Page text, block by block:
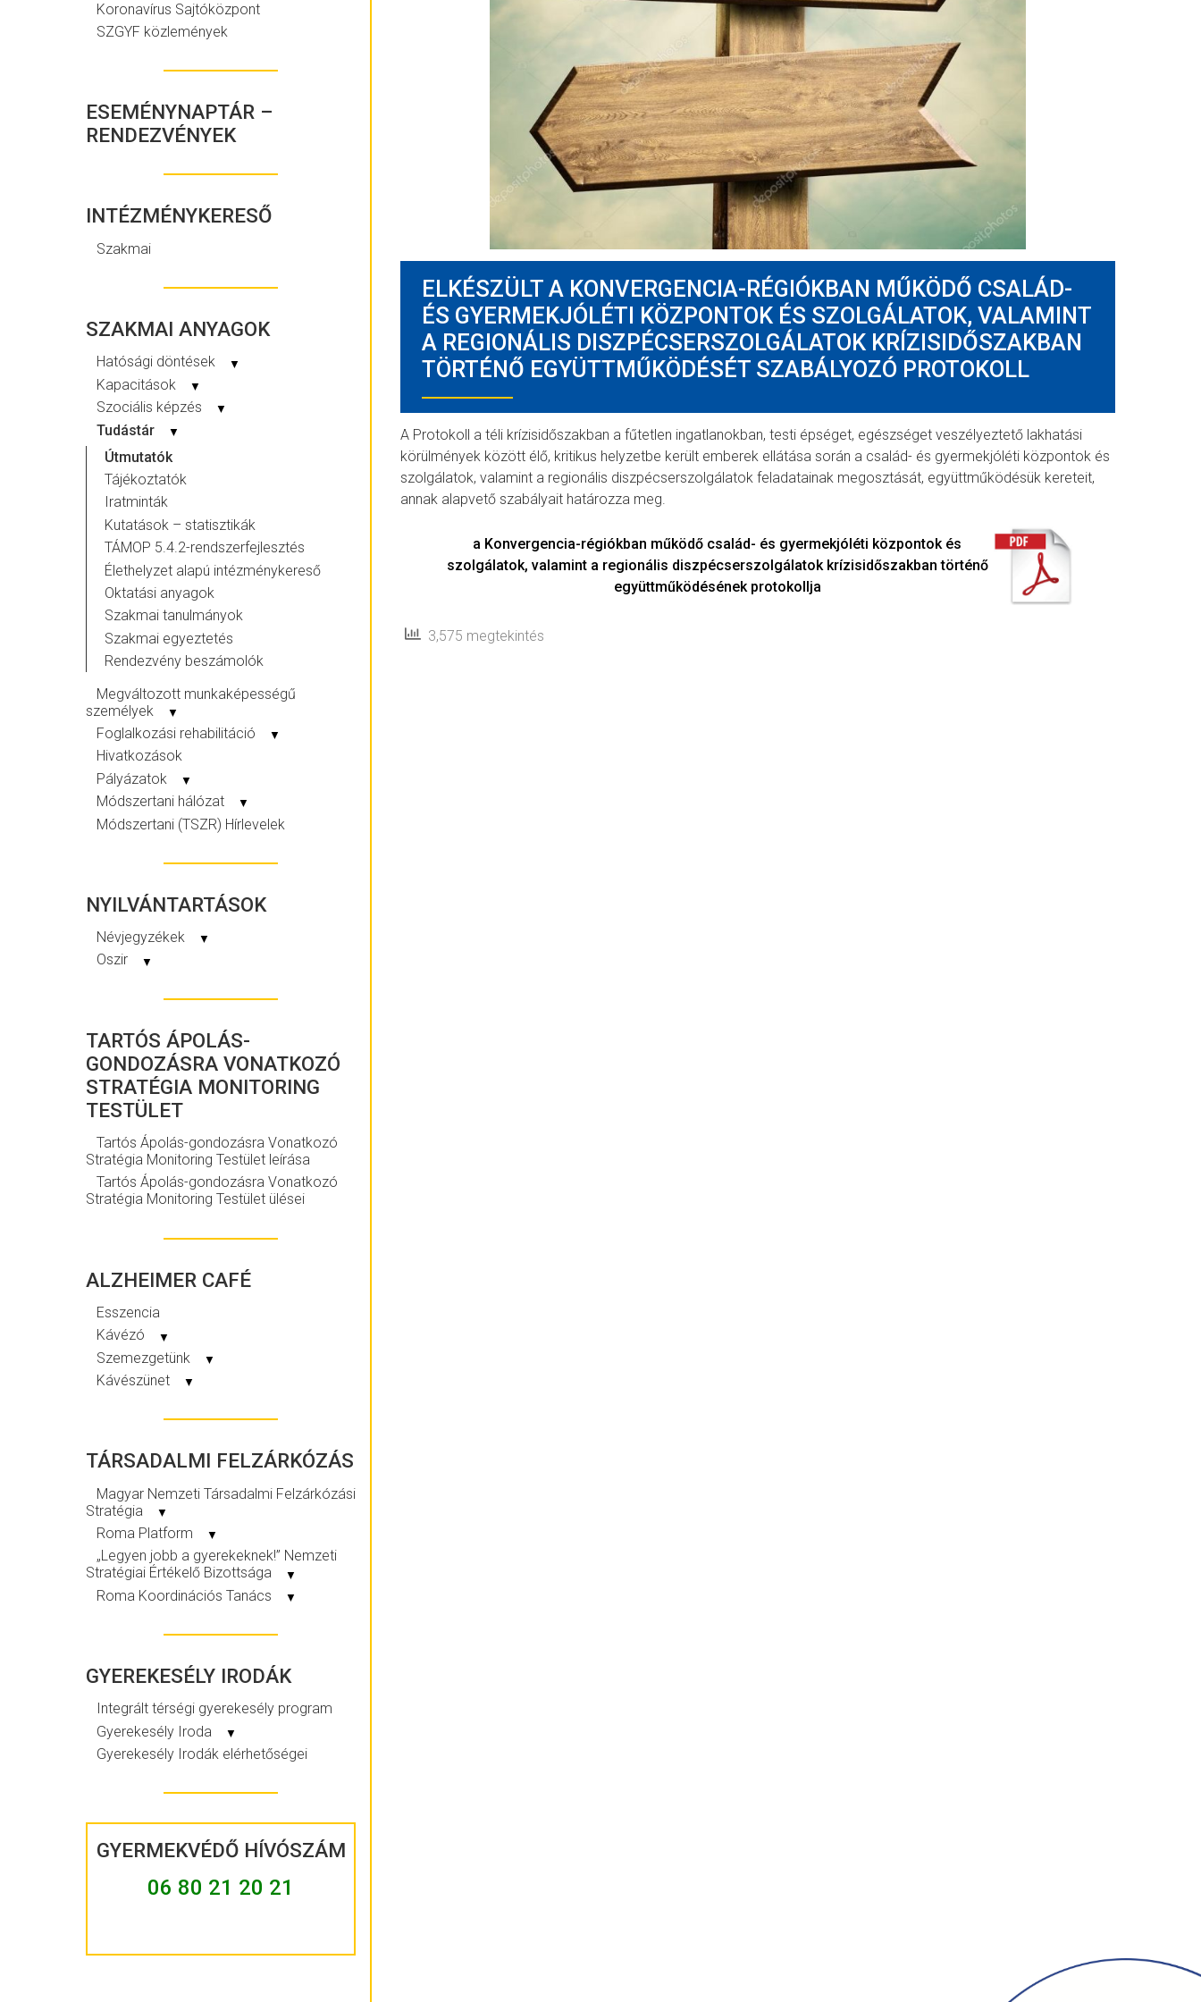
Koronavírus Sajtóközpont
SZGYF közlemények
ESEMÉNYNAPTÁR –
RENDEZVÉNYEK
INTÉZMÉNYKERESŐ
Szakmai
SZAKMAI ANYAGOK
Hatósági döntések ▼
Kapacitások ▼
Szociális képzés ▼
Tudástár ▼
Útmutatók
Tájékoztatók
Iratminták
Kutatások – statisztikák
TÁMOP 5.4.2-rendszerfejlesztés
Élethelyzet alapú intézménykereső
Oktatási anyagok
Szakmai tanulmányok
Szakmai egyeztetés
Rendezvény beszámolók
Megváltozott munkaképességű
személyek
▼
Foglalkozási rehabilitáció ▼
Hivatkozások
Pályázatok
▼
Módszertani hálózat ▼
Módszertani (TSZR) Hírlevelek
NYILVÁNTARTÁSOK
Névjegyzékek ▼
Oszir ▼
TARTÓS ÁPOLÁS-
GONDOZÁSRA VONATKOZÓ
STRATÉGIA MONITORING
TESTÜLET
Tartós Ápolás-gondozásra Vonatkozó
Stratégia Monitoring Testület leírása
Tartós Ápolás-gondozásra Vonatkozó
Stratégia Monitoring Testület ülései
ALZHEIMER CAFÉ
Esszencia
Kávézó
▼
Szemezgetünk ▼
Kávészünet ▼
TÁRSADALMI FELZÁRKÓZÁS
Magyar Nemzeti Társadalmi Felzárkózási
Stratégia
▼
Roma Platform ▼
„Legyen jobb a gyerekeknek!” Nemzeti
Stratégiai Értékelő Bizottsága
▼
Roma Koordinációs Tanács ▼
GYEREKESÉLY IRODÁK
Integrált térségi gyerekesély program
Gyerekesély Iroda
▼
Gyerekesély Irodák elérhetőségei
GYERMEKVÉDŐ HÍVÓSZÁM
06 80 21 20 21
ELKÉSZÜLT A KONVERGENCIA-RÉGIÓKBAN MŰKÖDŐ CSALÁD-
ÉS GYERMEKJÓLÉTI KÖZPONTOK ÉS SZOLGÁLATOK, VALAMINT
A REGIONÁLIS DISZPÉCSERSZOLGÁLATOK KRÍZISIDŐSZAKBAN
TÖRTÉNŐ EGYÜTTMŰKÖDÉSÉT SZABÁLYOZÓ PROTOKOLL
A Protokoll a téli krízisidőszakban a fűtetlen ingatlanokban, testi épséget, egészséget veszélyeztető lakhatási
körülmények között élő, kritikus helyzetbe került emberek ellátása során a család- és gyermekjóléti központok és
szolgálatok, valamint a regionális diszpécserszolgálatok feladatainak megosztását, együttműködésük kereteit,
annak alapvető szabályait határozza meg.
a Konvergencia-régiókban működő család- és gyermekjóléti központok és
szolgálatok, valamint a regionális diszpécserszolgálatok krízisidőszakban történő
együttműködésének protokollja
3,575 megtekintés